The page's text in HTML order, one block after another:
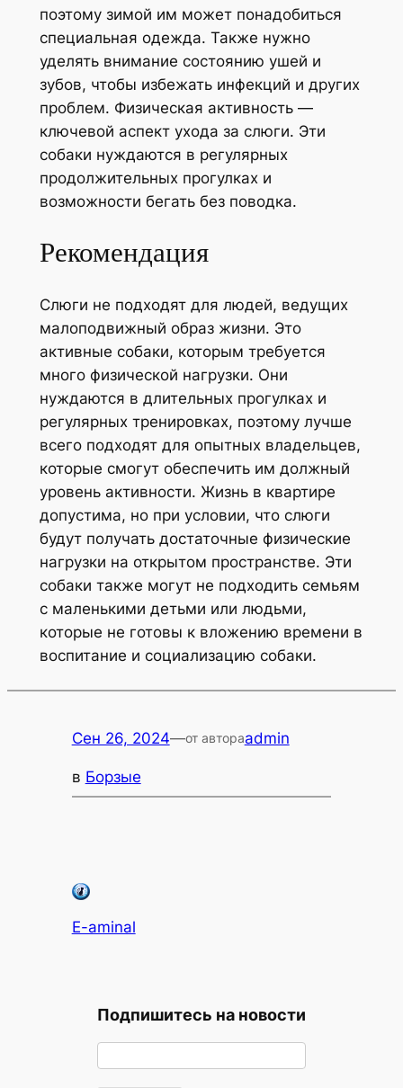
поэтому зимой им может понадобиться
специальная одежда. Также нужно
уделять внимание состоянию ушей и
зубов, чтобы избежать инфекций и других
проблем. Физическая активность —
ключевой аспект ухода за слюги. Эти
собаки нуждаются в регулярных
продолжительных прогулках и
возможности бегать без поводка.
Рекомендация
Слюги не подходят для людей, ведущих
малоподвижный образ жизни. Это
активные собаки, которым требуется
много физической нагрузки. Они
нуждаются в длительных прогулках и
регулярных тренировках, поэтому лучше
всего подходят для опытных владельцев,
которые смогут обеспечить им должный
уровень активности. Жизнь в квартире
допустима, но при условии, что слюги
будут получать достаточные физические
нагрузки на открытом пространстве. Эти
собаки также могут не подходить семьям
с маленькими детьми или людьми,
которые не готовы к вложению времени в
воспитание и социализацию собаки.
Сен 26, 2024—от автораadmin
в Борзые
E-aminal
Подпишитесь на новости